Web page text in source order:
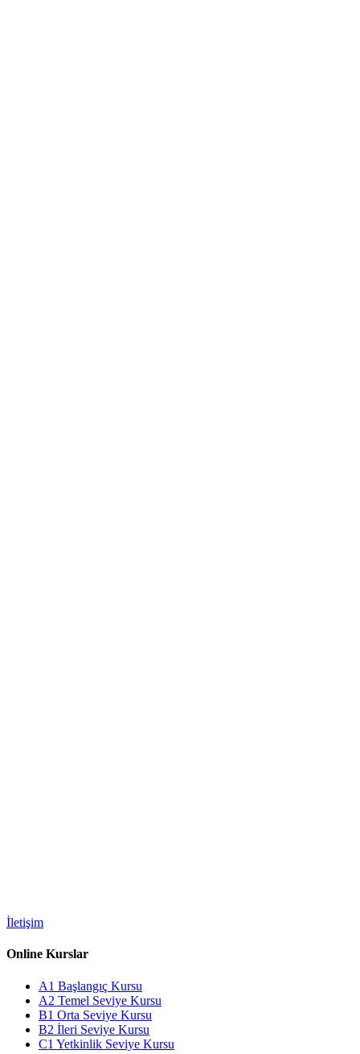
İletişim
Online Kurslar
A1 Başlangıç Kursu
A2 Temel Seviye Kursu
B1 Orta Seviye Kursu
B2 İleri Seviye Kursu
C1 Yetkinlik Seviye Kursu